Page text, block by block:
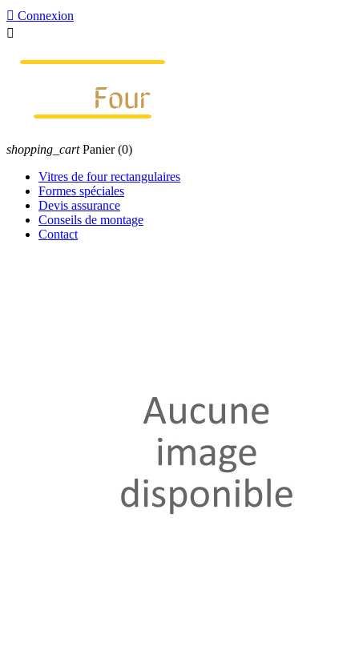
 Connexion

shopping_cart Panier (0)
Vitres de four rectangulaires
Formes spéciales
Devis assurance
Conseils de montage
Contact